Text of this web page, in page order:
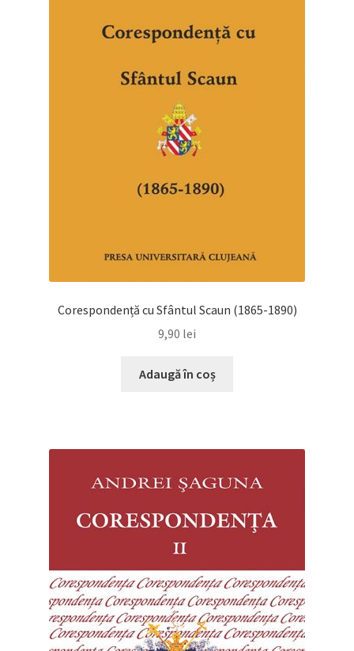
Corespondență cu Sfântul Scaun (1865-1890)
9,90 lei
Adaugă în coș